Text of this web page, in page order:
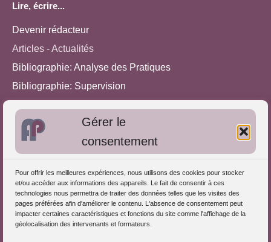
Gérer le
consentement
Pour offrir les meilleures expériences, nous utilisons des cookies pour stocker
et/ou accéder aux informations des appareils. Le fait de consentir à ces
technologies nous permettra de traiter des données telles que les visites des
pages préférées afin d'améliorer le contenu. L'absence de consentement peut
impacter certaines caractéristiques et fonctions du site comme l'affichage de la
géolocalisation des intervenants et formateurs.
Lire, écrire...
Devenir rédacteur
Articles - Actualités
Bibliographie: Analyse des Pratiques
Bibliographie: Supervision
Approches de l'Analyse des pratiques
S'inscrire dans l'Annuaire
Publiez vos formations
Charte déontologique